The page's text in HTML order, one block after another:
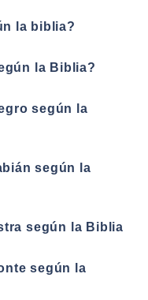
la biblia?
la Biblia?
según la
según la
según la Biblia
según la